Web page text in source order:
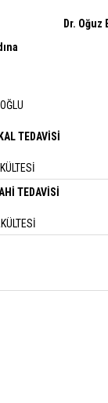
Dr.
TEDAVİSİ
TEDAVİSİ